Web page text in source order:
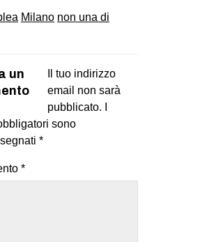
MUSICA
RECENSIONI
INTERNAZIONALE
Milano non una di
un
Il tuo indirizzo
email non sarà
pubblicato.
sono
*
*